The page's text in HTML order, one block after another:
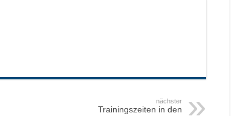
nächster
Trainingszeiten in den